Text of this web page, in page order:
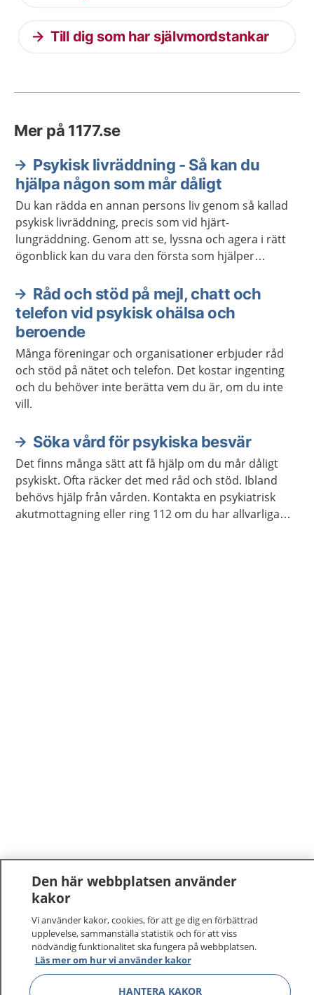
Till dig som har självmordstankar
Mer på 1177.se
Psykisk livräddning - Så kan du
hjälpa någon som mår dåligt
Du kan rädda en annan persons liv genom så kallad
psykisk livräddning, precis som vid hjärt-
lungräddning. Genom att se, lyssna och agera i rätt
ögonblick kan du vara den första som hjälper
utbildad för att göra skillnad.
Råd och stöd på mejl, chatt och
telefon vid psykisk ohälsa och
beroende
Många föreningar och organisationer erbjuder råd
och stöd på nätet och telefon. Det kostar ingenting
och du behöver inte berätta vem du är, om du inte
vill.
Söka vård för psykiska besvär
Det finns många sätt att få hjälp om du mår dåligt
psykiskt. Ofta räcker det med råd och stöd. Ibland
behövs hjälp från vården. Kontakta en psykiatrisk
akutmottagning eller ring 112 om du har allvarliga
1177 –tryggt om din hälsa och vård
På 1177.se får du råd om hälsa och information om
sjukdomar och vilka mottagningar du kan kontakta.
Logga in för att läsa din journal och göra dina
vårdärenden. Ring telefonnummer 1177 för
Den här webbplatsen använder
kakor
Vi använder kakor, cookies, för att ge dig en förbättrad
upplevelse, sammanställa statistik och för att viss
nödvändig funktionalitet ska fungera på webbplatsen.
Läs mer om hur vi använder kakor
HANTERA KAKOR